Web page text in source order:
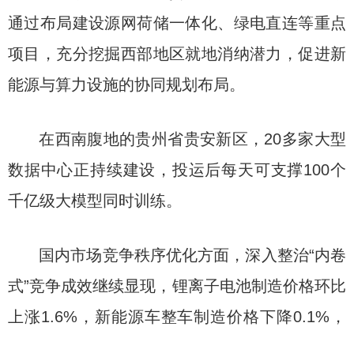
通过布局建设源网荷储一体化、绿电直连等重点
项目，充分挖掘西部地区就地消纳潜力，促进新
能源与算力设施的协同规划布局。
在西南腹地的贵州省贵安新区，20多家大型
数据中心正持续建设，投运后每天可支撑100个
千亿级大模型同时训练。
国内市场竞争秩序优化方面，深入整治“内卷
式”竞争成效继续显现，锂离子电池制造价格环比
上涨1.6%，新能源车整车制造价格下降0.1%，